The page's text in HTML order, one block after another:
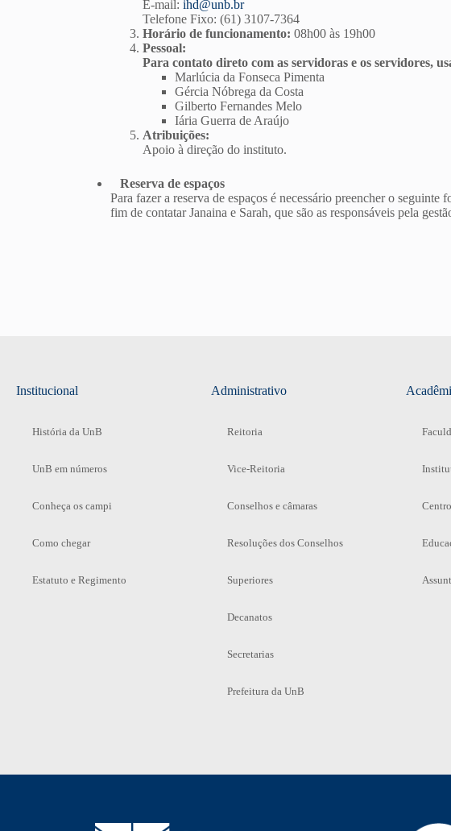
E-mail: ihd@unb.br
Telefone Fixo: (61) 3107-7364
Horário de funcionamento: 08h00 às 19h00
Pessoal:
Para contato direto com as servidoras e os servidores,
Marlúcia da Fonseca Pimenta
Gércia Nóbrega da Costa
Gilberto Fernandes Melo
Iária Guerra de Araújo
Atribuições:
Apoio à direção do instituto.
Reserva de espaços
Para fazer a reserva de espaços é necessário preencher o seguinte
fim de contatar Janaina e Sarah, que são as responsáveis pela
Institucional
História da UnB
UnB em números
Conheça os campi
Como chegar
Estatuto e Regimento
Administrativo
Reitoria
Vice-Reitoria
Conselhos e câmaras
Resoluções dos Conselhos
Superiores
Decanatos
Secretarias
Prefeitura da UnB